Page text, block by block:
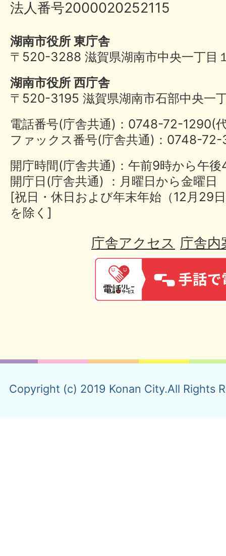
法人番号2000020252115
湖南市役所 東庁舎
〒520-3288 滋賀県湖南市中央一丁目
湖南市役所 西庁舎
〒520-3195 滋賀県湖南市石部中央一
電話番号(庁舎共通)：0748-72-
ファックス番号(庁舎共通)：0748-
開庁時間(庁舎共通)：午前9時から午
開庁日(庁舎共通) ：月曜日から金曜日
[祝日・休日および年末年始（12月29
を除く]
庁舎アクセス 庁舎内
Copyright (c) 2019 Konan City.All Rights